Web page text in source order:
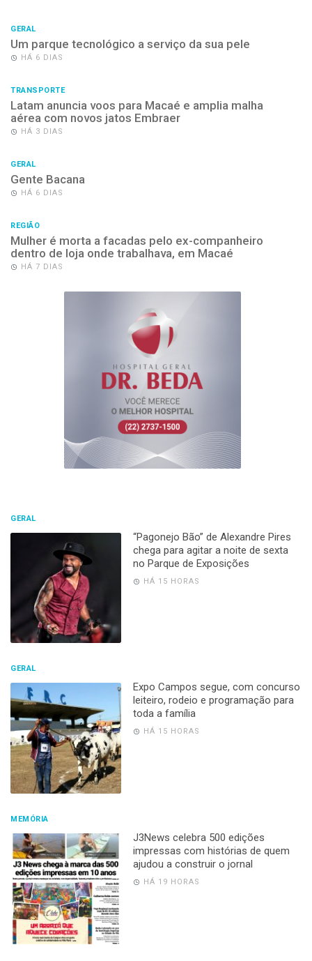
GERAL
Um parque tecnológico a serviço da sua pele
HÁ 6 DIAS
TRANSPORTE
Latam anuncia voos para Macaé e amplia malha
aérea com novos jatos Embraer
HÁ 3 DIAS
GERAL
Gente Bacana
HÁ 6 DIAS
REGIÃO
Mulher é morta a facadas pelo ex-companheiro
dentro de loja onde trabalhava, em Macaé
HÁ 7 DIAS
GERAL
“Pagonejo Bão” de Alexandre Pires
chega para agitar a noite de sexta
no Parque de Exposições
HÁ 15 HORAS
GERAL
Expo Campos segue, com concurso
leiteiro, rodeio e programação para
toda a família
HÁ 15 HORAS
MEMÓRIA
J3News celebra 500 edições
impressas com histórias de quem
ajudou a construir o jornal
HÁ 19 HORAS